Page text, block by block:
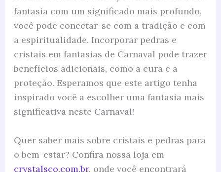
fantasia com um significado mais profundo,
você pode conectar-se com a tradição e com
a espiritualidade. Incorporar pedras e
cristais em fantasias de Carnaval pode trazer
benefícios adicionais, como a cura e a
proteção. Esperamos que este artigo tenha
inspirado você a escolher uma fantasia mais
significativa neste Carnaval!
Quer saber mais sobre cristais e pedras para
o bem-estar? Confira nossa loja em
crystalsco.com.br, onde você encontrará